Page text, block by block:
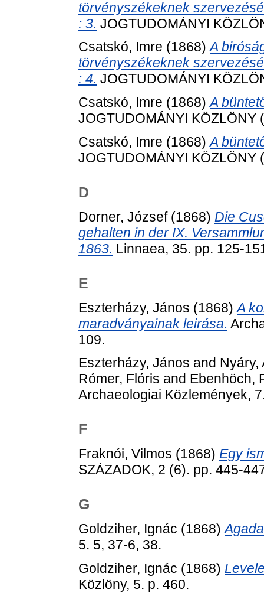
törvényszékeknek
: 3. JOGTUDOMÁNYI
Csatskó, Imre (1868)A
törvényszékeknek
: 4. JOGTUDOMÁNYI
Csatskó, Imre (1868)A
JOGTUDOMÁNYI KÖZLÖNY
Csatskó, Imre (1868)A
JOGTUDOMÁNYI KÖZLÖNY
D
Dorner, József(1868) Die
gehalten in der IX.
1863. Linnaea, 35. pp. 125-
E
Eszterházy, János (1868)A
maradványainak leirása.
109.
Eszterházy, János and Nyáry,
Rómer, Flóris and Ebenhöch,
Archaeologiai Közlemények,
F
Fraknói, Vilmos (1868) Egy
SZÁZADOK, 2 (6). pp. 445-
G
Goldziher, Ignác (1868)
5. 5, 37-6, 38.
Goldziher, Ignác (1868)
Közlöny, 5. p. 460.